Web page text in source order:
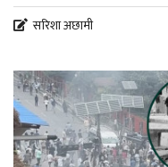
सरिशा अछामी